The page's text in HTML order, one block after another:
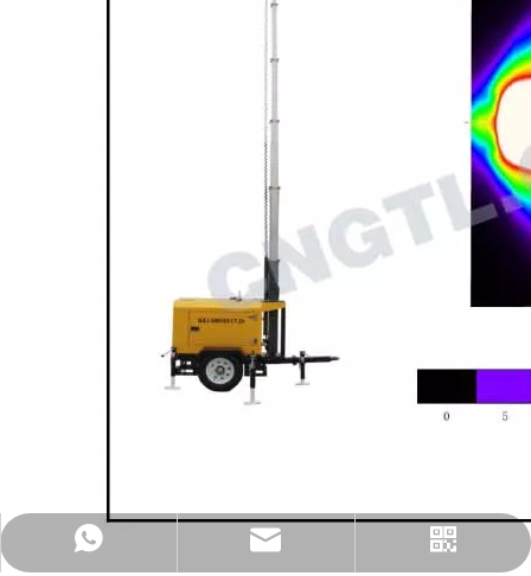
18950074022
gtl@cngtl.com
公众号